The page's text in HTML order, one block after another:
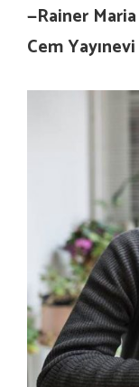
—Rainer
Cem